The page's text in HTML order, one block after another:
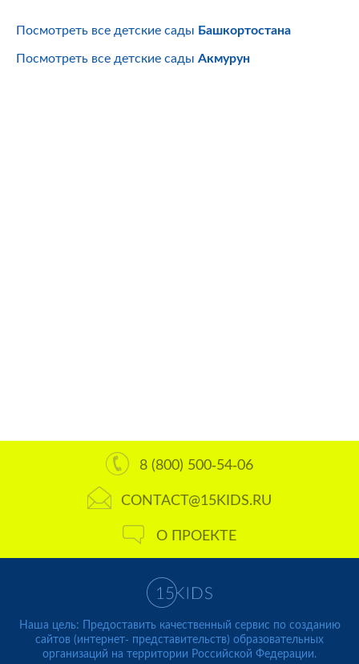
Посмотреть все детские сады Башкортостана
Посмотреть все детские сады Акмурун
8 (800) 500-54-06
CONTACT@15KIDS.RU
О ПРОЕКТЕ
Наша цель: Предоставить качественный сервис по созданию
сайтов (интернет- представительств) образовательных
организаций на территории Российской Федерации.